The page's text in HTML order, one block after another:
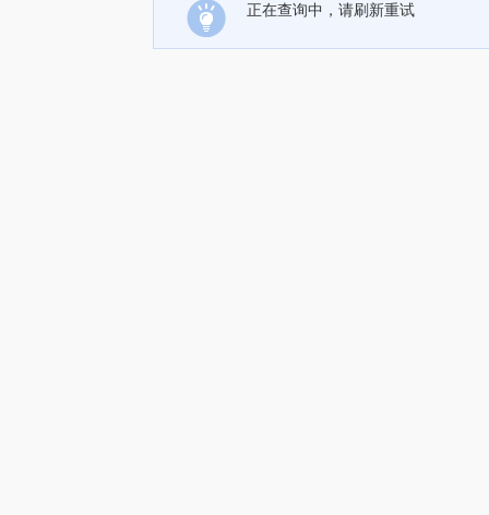
正在查询中，请刷新重试